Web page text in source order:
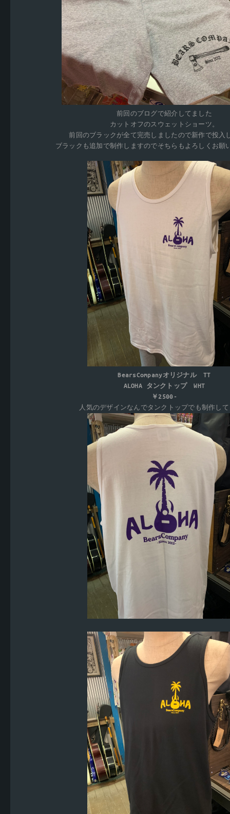
前回のブログで紹介してました
カットオフのスウェットショーツ。
前回のブラックが全て完売しましたので新作で投入
ブラックも追加で制作しますのでそちらもよろしくお願
BearsCompanyオリジナル TT
ALOHA タンクトップ WHT
￥2500-
人気のデザインなんでタンクトップでも制作し